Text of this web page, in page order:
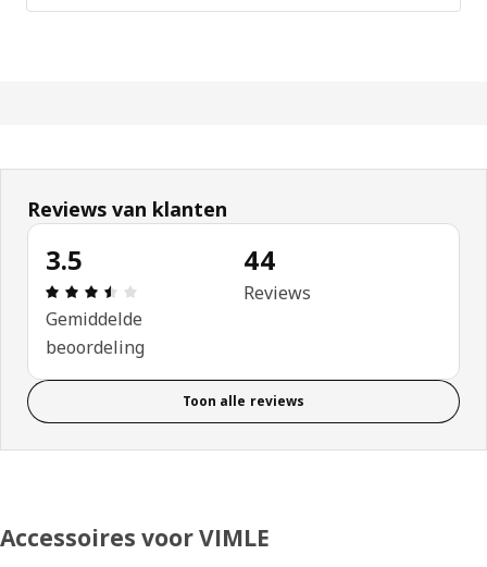
Reviews van klanten
3.5
Beoordeling: 3.5 van 5 sterren. Totaal
Gemiddelde
beoordeling
44
Reviews
Toon alle reviews
Accessoires voor VIMLE